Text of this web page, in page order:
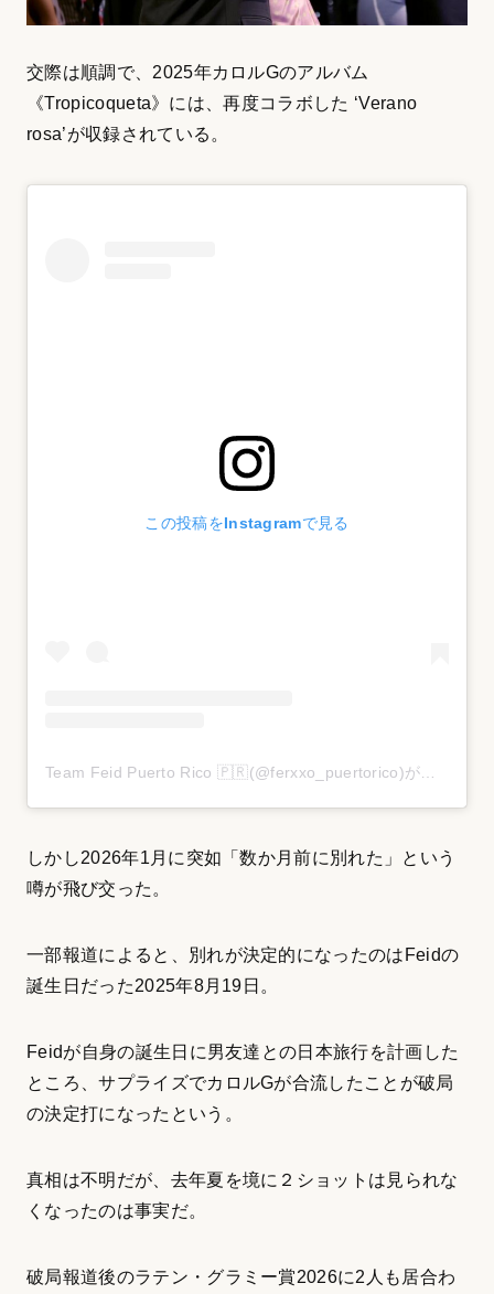
交際は順調で、2025年カロルGのアルバム
《Tropicoqueta》には、再度コラボした ‘Verano
rosa’が収録されている。
この投稿をInstagramで見る
しかし2026年1月に突如「数か月前に別れた」という
噂が飛び交った。
一部報道によると、別れが決定的になったのはFeidの
誕生日だった2025年8月19日。
Feidが自身の誕生日に男友達との日本旅行を計画した
ところ、サプライズでカロルGが合流したことが破局
の決定打になったという。
真相は不明だが、去年夏を境に２ショットは見られな
くなったのは事実だ。
破局報道後のラテン・グラミー賞2026に2人も居合わ